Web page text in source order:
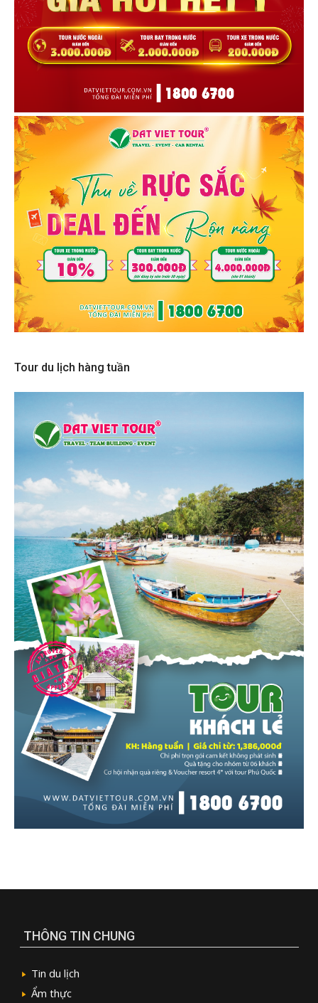
Tour du lịch hàng tuần
THÔNG TIN CHUNG
Tin du lịch
Ẩm thực